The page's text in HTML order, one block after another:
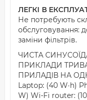
ЛЕГКІ В
Не потребують
обслуговування:
заміни фільтрів.
ЧИСТА
ПРИКЛАДИ
ПРИЛАДІВ НА
Laptop: (40 W·h)
W) Wi-Fi router: